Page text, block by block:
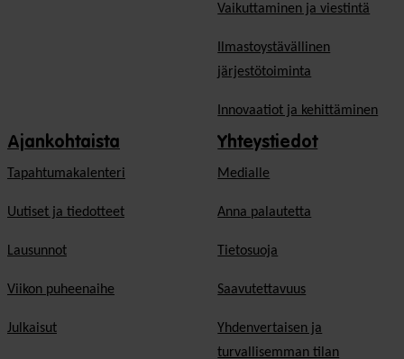
Vaikuttaminen ja viestintä
Ilmastoystävällinen
järjestötoiminta
Innovaatiot ja kehittäminen
Ajankohtaista
Tapahtumakalenteri
Uutiset ja tiedotteet
Lausunnot
Viikon puheenaihe
Julkaisut
Yhteystiedot
Medialle
Anna palautetta
Tietosuoja
Saavutettavuus
Yhdenvertaisen ja
turvallisemman tilan